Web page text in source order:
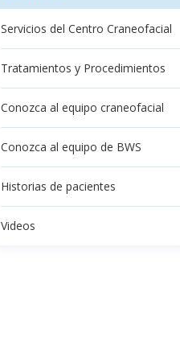
Servicios del Centro Craneofacial
Tratamientos y Procedimientos
Conozca al equipo craneofacial
Conozca al equipo de BWS
Historias de pacientes
Videos